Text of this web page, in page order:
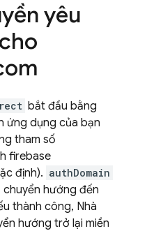
yêu
bắt đầu bằng
ứng dụng của bạn
tham số
firebase
định). authDomain
hướng đến
thành công, Nhà
hướng trở lại miền